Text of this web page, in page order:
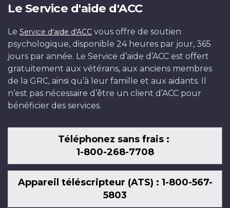
Le Service d'aide d'ACC
Le Service d'aide d'ACC vous offre de soutien
psychologique, disponible 24 heures par jour, 365
jours par année. Le Service d’aide d’ACC est offert
gratuitement aux vétérans, aux anciens membres
de la GRC, ainsi qu’à leur famille et aux aidants. Il
n’est pas nécessaire d’être un client d’ACC pour
bénéficier des services.
Téléphonez sans frais :
1-800-268-7708
Appareil téléscripteur (ATS) : 1-800-567-
5803